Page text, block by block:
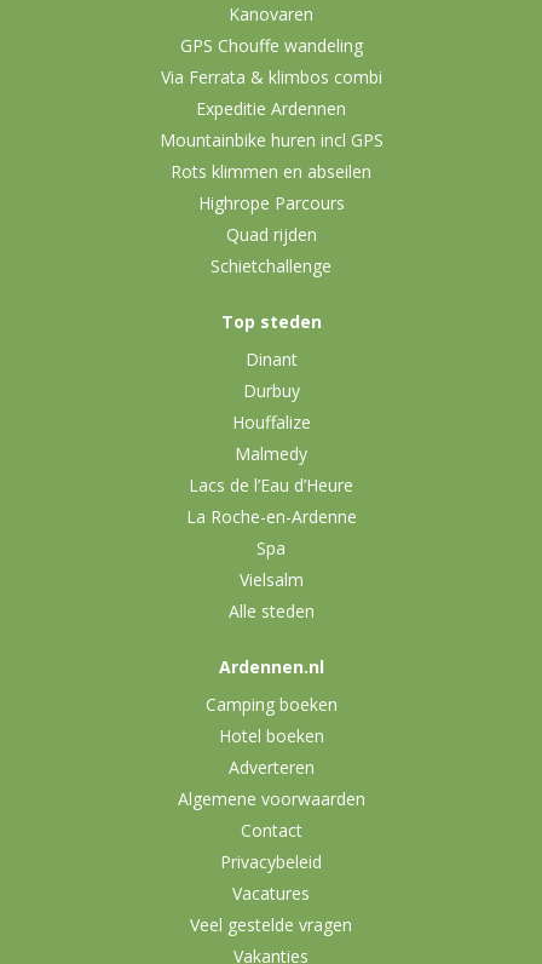
Kanovaren
GPS Chouffe wandeling
Via Ferrata & klimbos combi
Expeditie Ardennen
Mountainbike huren incl GPS
Rots klimmen en abseilen
Highrope Parcours
Quad rijden
Schietchallenge
Top steden
Dinant
Durbuy
Houffalize
Malmedy
Lacs de l’Eau d’Heure
La Roche-en-Ardenne
Spa
Vielsalm
Alle steden
Ardennen.nl
Camping boeken
Hotel boeken
Adverteren
Algemene voorwaarden
Contact
Privacybeleid
Vacatures
Veel gestelde vragen
Vakanties